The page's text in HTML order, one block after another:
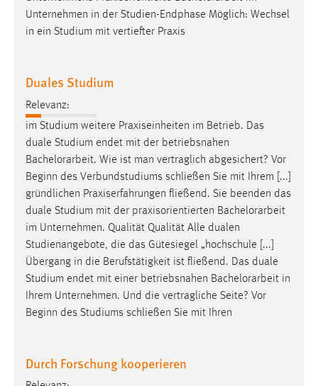
Unternehmen in der Studien-Endphase Möglich: Wechsel
in ein Studium mit vertiefter Praxis
Duales Studium
Relevanz:
im Studium weitere Praxiseinheiten im Betrieb. Das
duale Studium endet mit der betriebsnahen
Bachelorarbeit. Wie ist man vertraglich abgesichert? Vor
Beginn des Verbundstudiums schließen Sie mit Ihrem [...]
gründlichen Praxiserfahrungen fließend. Sie beenden das
duale Studium mit der praxisorientierten Bachelorarbeit
im Unternehmen. Qualität Qualität Alle dualen
Studienangebote, die das Gütesiegel „hochschule [...]
Übergang in die Berufstätigkeit ist fließend. Das duale
Studium endet mit einer betriebsnahen Bachelorarbeit in
Ihrem Unternehmen. Und die vertragliche Seite? Vor
Beginn des Studiums schließen Sie mit Ihren
Durch Forschung kooperieren
Name:
_pk_ref, _pk_cvar, _pk_id, _pk_ses
Max. 13 Monate
MARKETING
Marketing Cookies werden von Drittanbietern
verwendet, um personalisierte Werbung anzuzeigen.
Sie tun dies, indem sie Besucher über Websites
hinweg verfolgen.
Google Ads
Name:
_gcl_au
Google Ireland Limited